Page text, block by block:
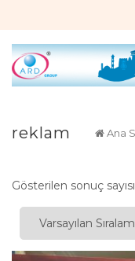
reklam Ana
Gösterilen sonuç